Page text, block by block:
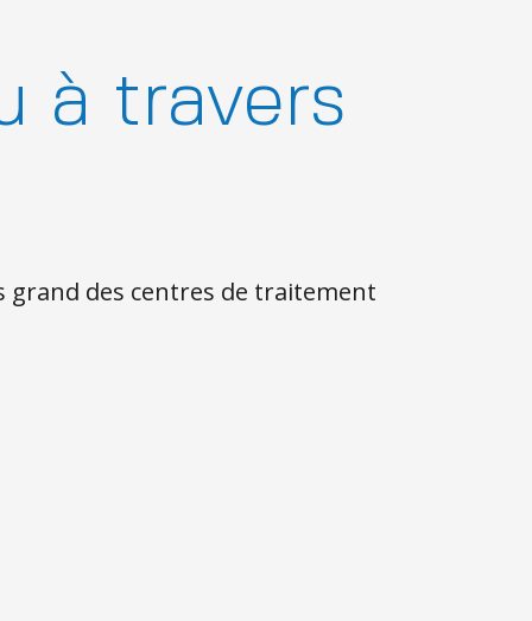
à travers
des centres de traitement